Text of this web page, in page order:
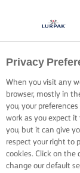
Privacy
When you visit any
browser, mostly in
you, your
work as you expect
you, but it can give
respect your right to
cookies. Click on
change our default